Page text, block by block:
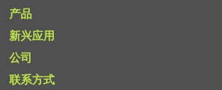
产品
新兴应用
公司
联系方式